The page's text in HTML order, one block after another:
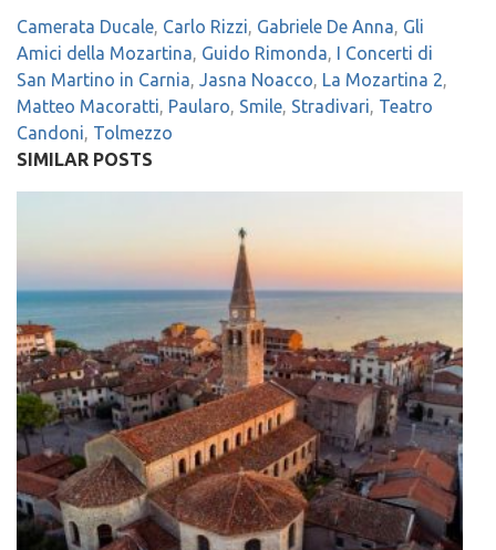
Camerata Ducale, Carlo Rizzi, Gabriele De Anna, Gli
Amici della Mozartina, Guido Rimonda, I Concerti di
San Martino in Carnia, Jasna Noacco, La Mozartina 2,
Matteo Macoratti, Paularo, Smile, Stradivari, Teatro
Candoni, Tolmezzo
SIMILAR POSTS